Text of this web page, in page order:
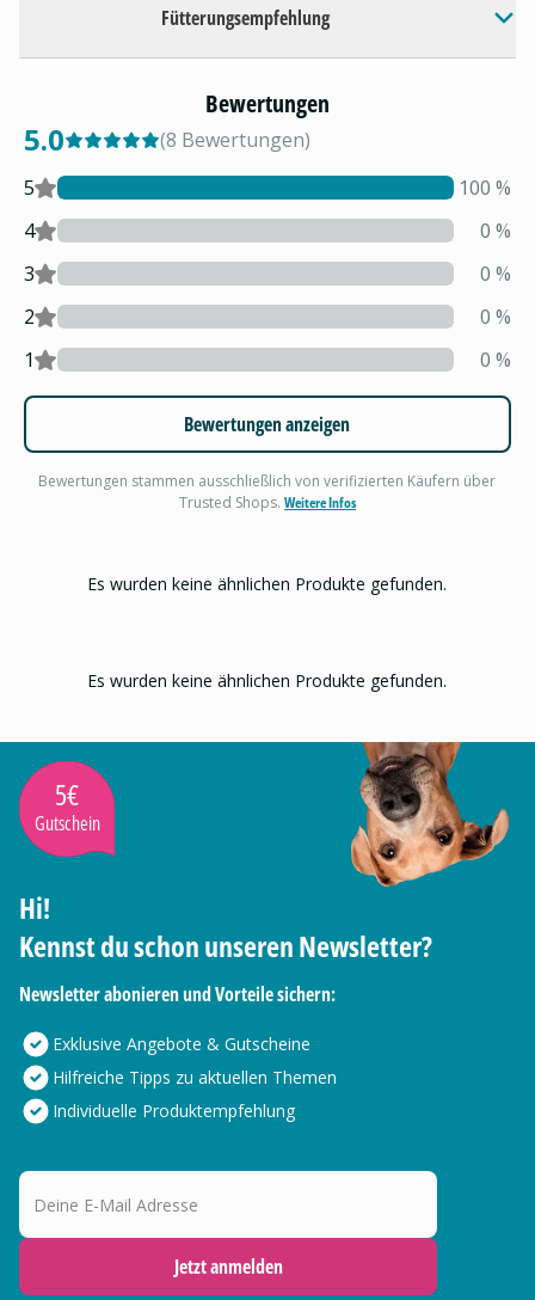
Fütterungsempfehlung
Bewertungen
5.0 (8 Bewertungen)
5
100 %
4
0 %
3
0 %
2
0 %
1
0 %
Bewertungen anzeigen
Bewertungen stammen ausschließlich von verifizierten Käufern über
Trusted Shops. Weitere Infos
Es wurden keine ähnlichen Produkte gefunden.
Es wurden keine ähnlichen Produkte gefunden.
5€
Gutschein
Hi!
Kennst du schon unseren Newsletter?
Newsletter abonieren und Vorteile sichern:
Exklusive Angebote & Gutscheine
Hilfreiche Tipps zu aktuellen Themen
Individuelle Produktempfehlung
Deine E-Mail Adresse
Jetzt anmelden